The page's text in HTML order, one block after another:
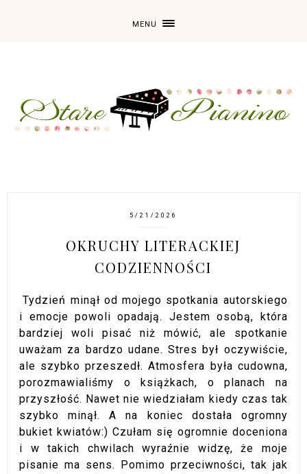
MENU
5/21/2026
OKRUCHY LITERACKIEJ
CODZIENNOŚCI
Tydzień minął od mojego spotkania autorskiego
i emocje powoli opadają. Jestem osobą, która
bardziej woli pisać niż mówić, ale spotkanie
uważam za bardzo udane. Stres był oczywiście,
ale szybko przeszedł. Atmosfera była cudowna,
porozmawialiśmy o książkach, o planach na
przyszłość. Nawet nie wiedziałam kiedy czas tak
szybko minął. A na koniec dostała ogromny
bukiet kwiatów:) Czułam się ogromnie doceniona
i w takich chwilach wyraźnie widzę, że moje
pisanie ma sens. Pomimo przeciwności, tak jak